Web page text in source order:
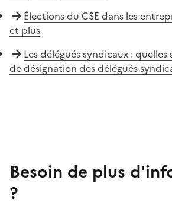
Élections du CSE dans les
et plus
Les délégués syndicaux :
de désignation des délégués
Besoin de plus
?